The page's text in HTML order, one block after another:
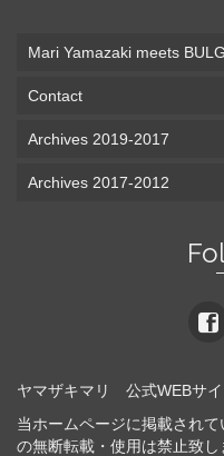
Mari Yamazaki meets
Contact
Archives 2019-2017
Archives 2017-2012
ヤマザキマリ 公式WEBサイ
当ホームページに掲載され
の無断転載・使用は禁止致し